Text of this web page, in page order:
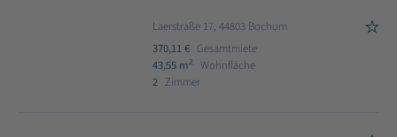
Laerstraße 17, 44803 Bochum
370,11 € Gesamtmiete
43,55 m2
Wohnfläche
2 Zimmer